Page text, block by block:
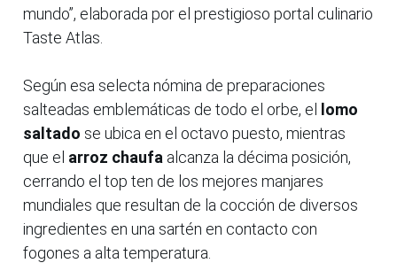
mundo”, elaborada por el prestigioso portal culinario
Taste Atlas.
Según esa selecta nómina de preparaciones
salteadas emblemáticas de todo el orbe, el
lomo
saltado se ubica en el octavo puesto, mientras
que el arroz chaufa alcanza la décima posición,
cerrando el top ten de los mejores manjares
mundiales que resultan de la cocción de diversos
ingredientes en una sartén en contacto con
fogones a alta temperatura.